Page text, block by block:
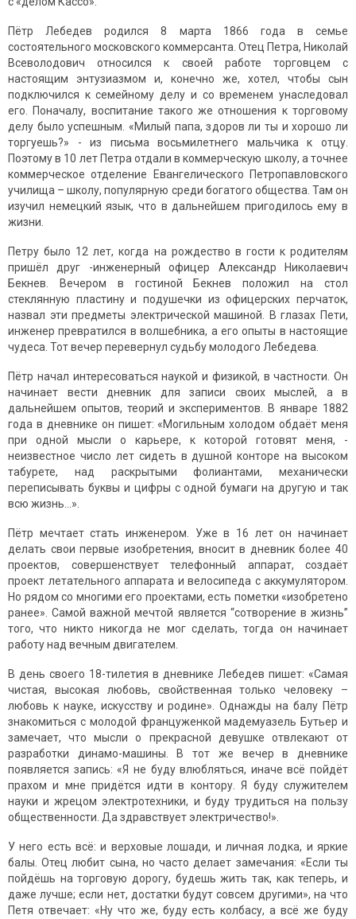
Пётр Лебедев родился 8 марта 1866 года в семье
состоятельного московского коммерсанта. Отец Петра, Николай
Всеволодович относился к своей работе торговцем с
настоящим энтузиазмом и, конечно же, хотел, чтобы сын
подключился к семейному делу и со временем унаследовал
его. Поначалу, воспитание такого же отношения к торговому
делу было успешным. «Милый папа, здоров ли ты и хорошо ли
торгуешь?» - из письма восьмилетнего мальчика к отцу.
Поэтому в 10 лет Петра отдали в коммерческую школу, а точнее
коммерческое отделение Евангелического Петропавловского
училища – школу, популярную среди богатого общества. Там он
изучил немецкий язык, что в дальнейшем пригодилось ему в
жизни.
Петру было 12 лет, когда на рождество в гости к родителям
пришёл друг -инженерный офицер Александр Николаевич
Бекнев. Вечером в гостиной Бекнев положил на стол
стеклянную пластину и подушечки из офицерских перчаток,
назвал эти предметы электрической машиной. В глазах Пети,
инженер превратился в волшебника, а его опыты в настоящие
чудеса. Тот вечер перевернул судьбу молодого Лебедева.
Пётр начал интересоваться наукой и физикой, в частности. Он
начинает вести дневник для записи своих мыслей, а в
дальнейшем опытов, теорий и экспериментов. В январе 1882
года в дневнике он пишет: «Могильным холодом обдаёт меня
при одной мысли о карьере, к которой готовят меня, -
неизвестное число лет сидеть в душной конторе на высоком
табурете, над раскрытыми фолиантами, механически
переписывать буквы и цифры с одной бумаги на другую и так
всю жизнь…».
Пётр мечтает стать инженером. Уже в 16 лет он начинает
делать свои первые изобретения, вносит в дневник более 40
проектов, совершенствует телефонный аппарат, создаёт
проект летательного аппарата и велосипеда с аккумулятором.
Но рядом со многими его проектами, есть пометки «изобретено
ранее». Самой важной мечтой является “сотворение в жизнь”
того, что никто никогда не мог сделать, тогда он начинает
работу над вечным двигателем.
В день своего 18-тилетия в дневнике Лебедев пишет: «Самая
чистая, высокая любовь, свойственная только человеку –
любовь к науке, искусству и родине». Однажды на балу Пётр
знакомиться с молодой француженкой мадемуазель Бутьер и
замечает, что мысли о прекрасной девушке отвлекают от
разработки динамо-машины. В тот же вечер в дневнике
появляется запись: «Я не буду влюбляться, иначе всё пойдёт
прахом и мне придётся идти в контору. Я буду служителем
науки и жрецом электротехники, и буду трудиться на пользу
общественности. Да здравствует электричество!».
У него есть всё: и верховые лошади, и личная лодка, и яркие
балы. Отец любит сына, но часто делает замечания: «Если ты
пойдёшь на торговую дорогу, будешь жить так, как теперь, и
даже лучше; если нет, достатки будут совсем другими», на что
Петя отвечает: «Ну что же, буду есть колбасу, а всё же буду